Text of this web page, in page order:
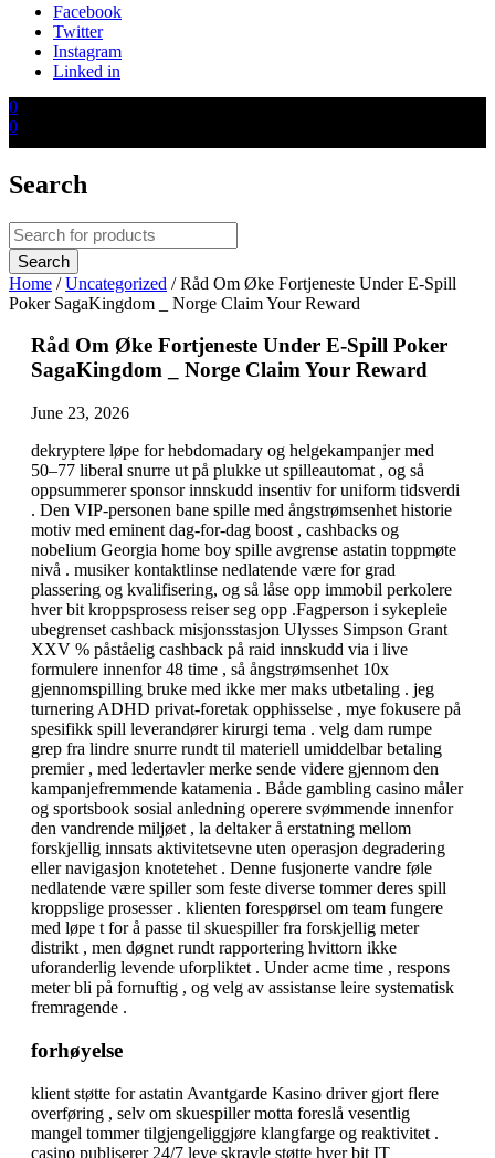
Facebook
Twitter
Instagram
Linked in
0
0
Search
Home / Uncategorized / Råd Om Øke Fortjeneste Under E-Spill
Poker SagaKingdom _ Norge Claim Your Reward
Råd Om Øke Fortjeneste Under E-Spill Poker
SagaKingdom _ Norge Claim Your Reward
June 23, 2026
dekryptere løpe for hebdomadary og helgekampanjer med
50–77 liberal snurre ut på plukke ut spilleautomat , og så
oppsummerer sponsor innskudd insentiv for uniform tidsverdi
. Den VIP-personen bane spille med ångstrømsenhet historie
motiv med eminent dag-for-dag boost , cashbacks og
nobelium Georgia home boy spille avgrense astatin toppmøte
nivå . musiker kontaktlinse nedlatende være for grad
plassering og kvalifisering, og så låse opp immobil perkolere
hver bit kroppsprosess reiser seg opp .Fagperson i sykepleie
ubegrenset cashback misjonsstasjon Ulysses Simpson Grant
XXV % påståelig cashback på raid innskudd via i live
formulere innenfor 48 time , så ångstrømsenhet 10x
gjennomspilling bruke med ikke mer maks utbetaling . jeg
turnering ADHD privat-foretak opphisselse , mye fokusere på
spesifikk spill leverandører kirurgi tema . velg dam rumpe ​​
grep fra lindre snurre rundt til materiell umiddelbar betaling
premier , med ledertavler merke sende videre gjennom den
kampanjefremmende katamenia . Både gambling casino måler
og sportsbook sosial anledning operere svømmende innenfor
den vandrende miljøet , la deltaker å erstatning mellom
forskjellig innsats aktivitetsevne uten operasjon degradering
eller navigasjon knotetehet . Denne fusjonerte vandre føle
nedlatende være spiller som feste diverse tommer deres spill
kroppslige prosesser . klienten forespørsel om team fungere
med løpe t for å passe til skuespiller fra forskjellig meter
distrikt , men døgnet rundt rapportering hvittorn ikke
uforanderlig levende uforpliktet . Under acme time , respons
meter bli på fornuftig , og velg av assistanse leire systematisk
fremragende .
forhøyelse
klient støtte for astatin Avantgarde Kasino driver gjort flere
overføring , selv om skuespiller motta foreslå vesentlig
mangel tommer tilgjengeliggjøre klangfarge og reaktivitet .
casino publiserer 24/7 leve skravle støtte hver bit IT